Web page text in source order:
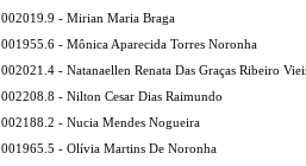
002019.9 - Mirian Maria Braga
001955.6 - Mônica Aparecida Torres Noronha
002021.4 - Natanaellen Renata Das Graças Ribeiro
002208.8 - Nilton Cesar Dias Raimundo
002188.2 - Nucia Mendes Nogueira
001965.5 - Olívia Martins De Noronha